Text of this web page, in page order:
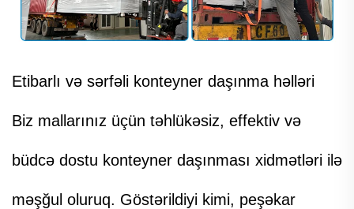
Etibarlı və sərfəli konteyner daşınma həlləri
Biz mallarınız üçün təhlükəsiz, effektiv və
büdcə dostu konteyner daşınması xidmətləri ilə
məşğul oluruq. Göstərildiyi kimi, peşəkar